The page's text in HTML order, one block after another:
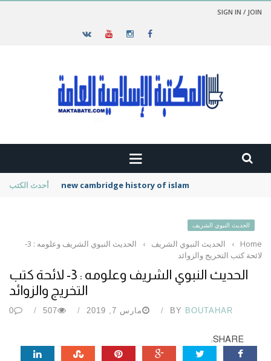
SIGN IN / JOIN
أحدث الكتب new cambridge history of islam
الحديث النبوي الشريف
Home
› الحديث النبوي الشريف ›
الحديث النبوي الشريف وعلومه : 3-
لائحة كتب التخريج والزوائد
الحديث النبوي الشريف وعلومه : 3- لائحة كتب
التخريج والزوائد
BY BOUTAHAR مارس 7, 2019 507
0
SHARE: